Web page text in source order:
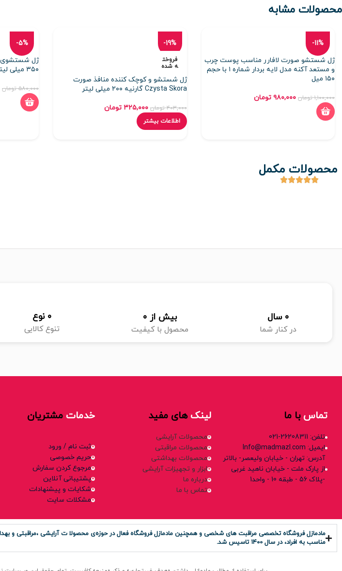
محصولات مشابه
-11%
ژل شستشو صورت لافارر مناسب پوست چرب
و مستعد آکنه مدل لایه بردار شماره ۱ با حجم
۱۵۰ میل
۱,۱۰۰,۰۰۰ تومان ۹۸۰,۰۰۰ تومان
-19%
فروخت
ه شده
ژل شستشو و کوچک کننده منافذ صورت
Czysta Skora گارنیه ۲۰۰ میلی لیتر
۴۰۳,۰۰۰ تومان ۳۲۵,۰۰۰ تومان
اطلاعات بیشتر
-5%
ژل شستشوی
۳۵۰ میلی لیتر
۵۸۰,۰۰۰ تومان
محصولات مکمل
در کنار شما
0 سال
محصول با کیفیت
بیش از 0
تنوع کالایی
0 نوع
تماسبا ما
تلفن: 26208311-021
ایمیل: Info@madmazl.com
آدرس: تهران - خیابان ولیعصر- بالاتر
از پارک ملت - خیابان ناهید غربی
-پلاک 56 - طبقه 10 - واحد1
لینک های مفید
محصولات آرایشی
محصولات مراقبتی
محصولات بهداشتی
ابزار و تجهیزات آرایشی
درباره ما
تماس با ما
خدمات مشتریان
ثبت نام / ورود
حریم خصوصی
مرجوع کردن سفارش
پشتیبانی آنلاین
شکایات و پیشنهادات
مشکلات سایت
مادمازل فروشگاه تخصصی مراقبت های شخصی و همچنین مادمازل فروشگاه فعال در حوزه‌ی محصولا ت آرایشی ،مراقبتی و
مناسب به افراد، در سال ۱۴۰0 تاسیس شد.